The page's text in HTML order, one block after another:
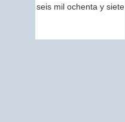
seis mil ochenta y siete